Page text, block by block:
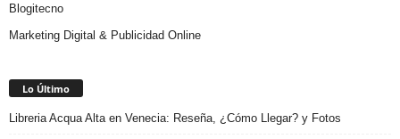
Blogitecno
Marketing Digital & Publicidad Online
Lo Último
Libreria Acqua Alta en Venecia: Reseña, ¿Cómo Llegar? y Fotos